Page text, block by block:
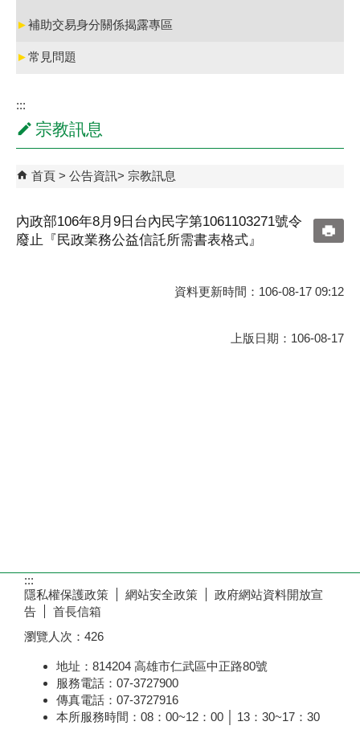
►補助交易身分關係揭露專區
►常見問題
:::
宗教訊息
首頁 公告資訊 宗教訊息
內政部106年8月9日台內民字第1061103271號令
廢止『民政業務公益信託所需書表格式』
資料更新時間：106-08-17 09:12
上版日期：106-08-17
:::
隱私權保護政策
網站安全政策
政府網站資料開放宣
告
首長信箱
瀏覽人次： 426
地址：814204 高雄市仁武區中正路80號
服務電話：07-3727900
傳真電話：07-3727916
本所服務時間：08：00~12：00 │ 13：30~17：30